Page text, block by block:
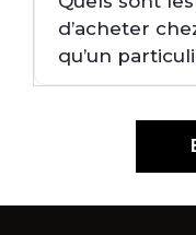
d’acheter
qu’un